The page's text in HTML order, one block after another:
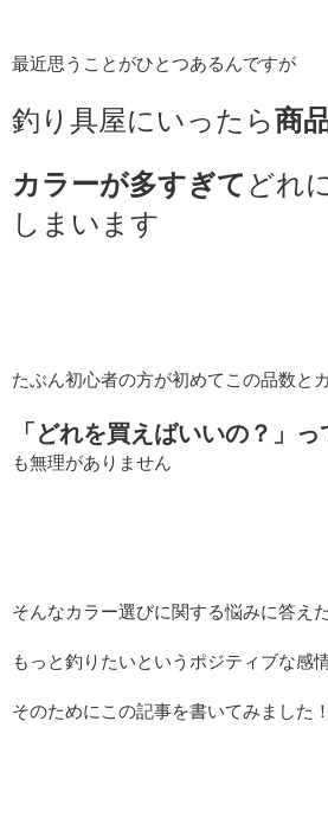
最近思うことがひとつあるんですが
釣り具屋にいったら商
カラーが多すぎて どれ
しまいます
たぶん初心者の方が初めてこの品数と
「どれを買えばいいの？」
も無理がありません
そんなカラー選びに関する悩みに答え
もっと釣りたいというポジティブな感
そのためにこの記事を書いてみました！